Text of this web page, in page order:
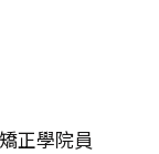
正學院員